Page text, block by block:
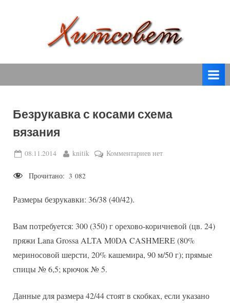
т
о
е
спицами,
крючком,
вязаные
модели
описанием
Безрукавка с косами схема
вязания
Posted
08.11.2014 By
knitik Комментариевк
вязания
нет
Прочитано: 3 082
Размеры безрукавки: 36/38 (40/42).
Вам потребуется: 300 (350) г орехово-коричневой (цв. 24)
пряжи Lana Grossa ALTA M0DA CASHMERE (80%
мериносовой шерсти, 20% кашемира, 90 м/50 г); прямые
спицы № 6,5; крючок № 5.
Данные для размера 42/44 стоят в скобках, если указано